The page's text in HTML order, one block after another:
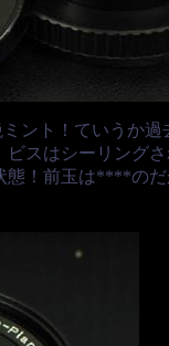
ント！ていうか
スはシーリング
態！前玉は****の